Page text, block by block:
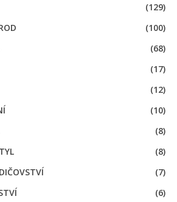
(129)
(100)
(68)
(17)
(12)
(10)
(8)
(8)
(7)
(6)